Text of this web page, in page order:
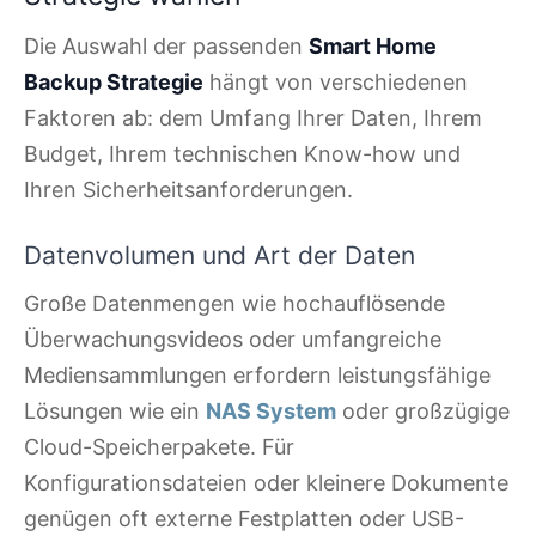
Die Auswahl der passenden Smart Home
Backup Strategie hängt von verschiedenen
Faktoren ab: dem Umfang Ihrer Daten, Ihrem
Budget, Ihrem technischen Know-how und
Ihren Sicherheitsanforderungen.
Datenvolumen und Art der Daten
Große Datenmengen wie hochauflösende
Überwachungsvideos oder umfangreiche
Mediensammlungen erfordern leistungsfähige
Lösungen wie ein NAS System oder großzügige
Cloud-Speicherpakete. Für
Konfigurationsdateien oder kleinere Dokumente
genügen oft externe Festplatten oder USB-